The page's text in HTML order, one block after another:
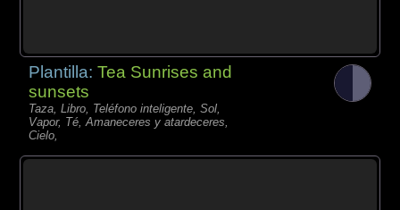
Plantilla:Tea Sunrises and
sunsets
Taza, Libro, Teléfono inteligente, Sol,
Vapor, Té, Amaneceres y atardeceres,
Cielo,